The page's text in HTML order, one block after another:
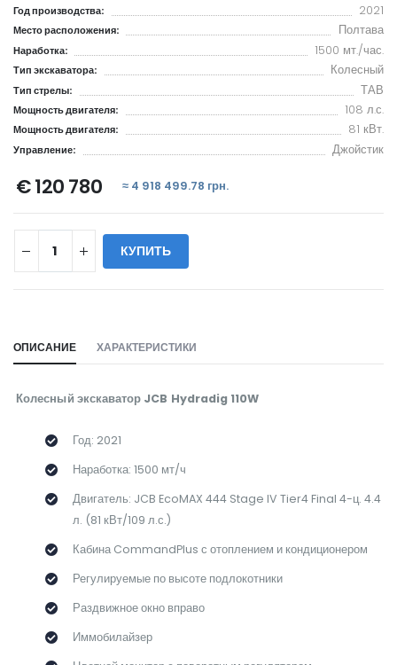
Год производства: 2021
Место расположения: Полтава
Наработка: 1500 мт./час.
Тип экскаватора: Колесный
Тип стрелы: ТАВ
Мощность двигателя: 108 л.с.
Мощность двигателя: 81 кВт.
Управление: Джойстик
€ 120 780 ≈ 4 918 499.78 грн.
КУПИТЬ
ОПИСАНИЕ ХАРАКТЕРИСТИКИ
Колесный экскаватор JCB Hydradig 110W
Год: 2021
Наработка: 1500 мт/ч
Двигатель: JCB EcoMAX 444 Stage IV Tier4 Final 4-ц. 4.4
л. (81 кВт/109 л.с.)
Кабина CommandPlus с отоплением и кондиционером
Регулируемые по высоте подлокотники
Раздвижное окно вправо
Иммобилайзер